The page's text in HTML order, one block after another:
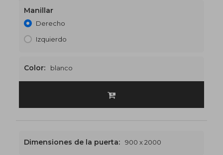
Manillar
Derecho
Izquierdo
Color: blanco
Dimensiones de la puerta: 900 x 2000